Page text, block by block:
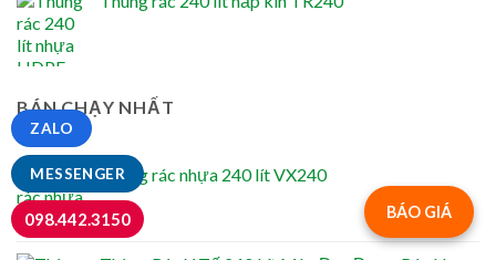
BÁN CHẠY NHẤT
Thùng rác nhựa 240 lít VX240
BÁO GIÁ
MESSENGER
ZALO
098.442.3150